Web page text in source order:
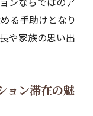
る手助けとなり
や家族の思い出
ョン滞在の魅